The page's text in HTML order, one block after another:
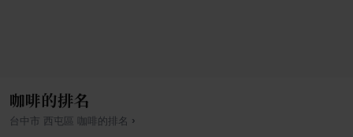
咖啡的排名
台中市 西屯區 咖啡 的排名 ›